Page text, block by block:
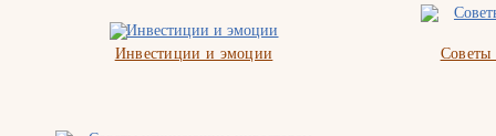
Инвестиции и эмоции Советы